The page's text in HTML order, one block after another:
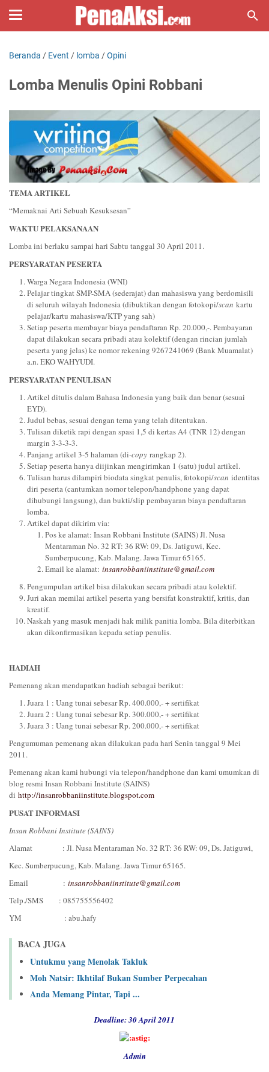
Beranda / Event / lomba /Opini
Lomba Menulis Opini Robbani
TEMA ARTIKEL
“Memaknai Arti Sebuah Kesuksesan”
WAKTU PELAKSANAAN
Lomba ini berlaku sampai hari Sabtu tanggal 30 April 2011.
PERSYARATAN PESERTA
Warga Negara Indonesia (WNI)
Pelajar tingkat SMP-SMA (sederajat) dan mahasiswa yang berdomisili
di seluruh wilayah Indonesia (dibuktikan dengan fotokopi/scan kartu
pelajar/kartu mahasiswa/KTP yang sah)
Setiap peserta membayar biaya pendaftaran Rp. 20.000,-. Pembayaran
dapat dilakukan secara pribadi atau kolektif (dengan rincian jumlah
peserta yang jelas) ke nomor rekening 9267241069 (Bank Muamalat)
a.n. EKO WAHYUDI.
PERSYARATAN PENULISAN
Artikel ditulis dalam Bahasa Indonesia yang baik dan benar (sesuai
EYD).
Judul bebas, sesuai dengan tema yang telah ditentukan.
Tulisan diketik rapi dengan spasi 1,5 di kertas A4 (TNR 12) dengan
margin 3-3-3-3.
Panjang artikel 3-5 halaman (di-copy rangkap 2).
Setiap peserta hanya diijinkan mengirimkan 1 (satu) judul artikel.
Tulisan harus dilampiri biodata singkat penulis, fotokopi/scan identitas
diri peserta (cantumkan nomor telepon/handphone yang dapat
dihubungi langsung), dan bukti/slip pembayaran biaya pendaftaran
lomba.
Artikel dapat dikirim via:
Pos ke alamat: Insan Robbani Institute (SAINS) Jl. Nusa
Mentaraman No. 32 RT: 36 RW: 09, Ds. Jatiguwi, Kec.
Sumberpucung, Kab. Malang. Jawa Timur 65165.
Email ke alamat: insanrobbaniinstitute@gmail.com
Pengumpulan artikel bisa dilakukan secara pribadi atau kolektif.
Juri akan memilai artikel peserta yang bersifat konstruktif, kritis, dan
kreatif.
Naskah yang masuk menjadi hak milik panitia lomba. Bila diterbitkan
akan dikonfirmasikan kepada setiap penulis.
HADIAH
Pemenang akan mendapatkan hadiah sebagai berikut:
Juara 1 : Uang tunai sebesar Rp. 400.000,- + sertifikat
Juara 2 : Uang tunai sebesar Rp. 300.000,- + sertifikat
Juara 3 : Uang tunai sebesar Rp. 200.000,- + sertifikat
Pengumuman pemenang akan dilakukan pada hari Senin tanggal 9 Mei
2011.
Pemenang akan kami hubungi via telepon/handphone dan kami umumkan di
blog resmi Insan Robbani Institute (SAINS)
di http://insanrobbaniinstitute.blogspot.com
PUSAT INFORMASI
Insan Robbani Institute (SAINS)
Alamat : Jl. Nusa Mentaraman No. 32 RT: 36 RW: 09, Ds. Jatiguwi,
Kec. Sumberpucung, Kab. Malang. Jawa Timur 65165.
Email : insanrobbaniinstitute@gmail.com
Telp./SMS : 085755556402
YM : abu.hafy
BACA JUGA
Untukmu yang Menolak Takluk
Moh Natsir: Ikhtilaf Bukan Sumber Perpecahan
Anda Memang Pintar, Tapi ...
Deadline: 30 April 2011
Admin